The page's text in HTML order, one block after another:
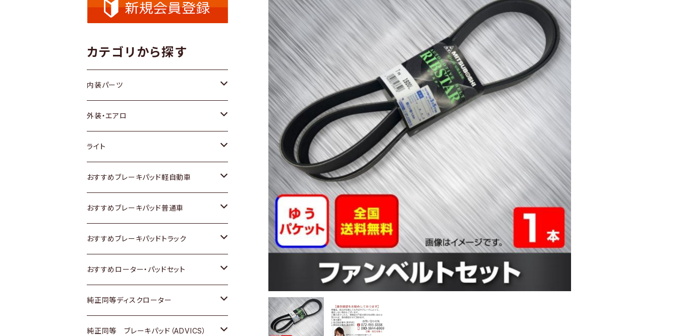
カテゴリから探す
内装パーツ
トヨタ
ホンダ
スズキ
日産
いすゞ
ダイハツ
マツダ
三菱
外装・エアロ
トヨタ
ホンダ
スズキ
日産
いすゞ
ダイハツ
マツダ
ライト
トヨタ
スズキ
日産
いすゞ
ダイハツ
三菱
おすすめブレーキパッド軽自動車
トヨタ
ホンダ
スズキ
日産
ダイハツ
おすすめブレーキパッド普通車
トヨタ
ホンダ
スズキ
日産
おすすめブレーキパッドトラック
トヨタ
日産
いすゞ
おすすめローター・パッドセット
トヨタ
ホンダ
純正同等ディスクローター
トヨタ
純正同等 ブレーキパッド（ADVICS）